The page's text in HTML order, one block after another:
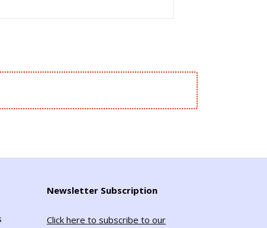
Newsletter Subscription
Click here to subscribe to our